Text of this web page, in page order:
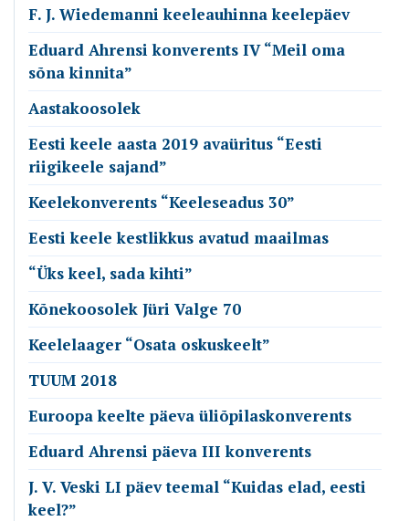
F. J. Wiedemanni keeleauhinna keelepäev
Eduard Ahrensi konverents IV “Meil oma
sõna kinnita”
Aastakoosolek
Eesti keele aasta 2019 avaüritus “Eesti
riigikeele sajand”
Keelekonverents “Keeleseadus 30”
Eesti keele kestlikkus avatud maailmas
“Üks keel, sada kihti”
Kõnekoosolek Jüri Valge 70
Keelelaager “Osata oskuskeelt”
TUUM 2018
Euroopa keelte päeva üliõpilaskonverents
Eduard Ahrensi päeva III konverents
J. V. Veski LI päev teemal “Kuidas elad, eesti
keel?”